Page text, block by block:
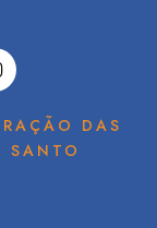
DAS
SANTO